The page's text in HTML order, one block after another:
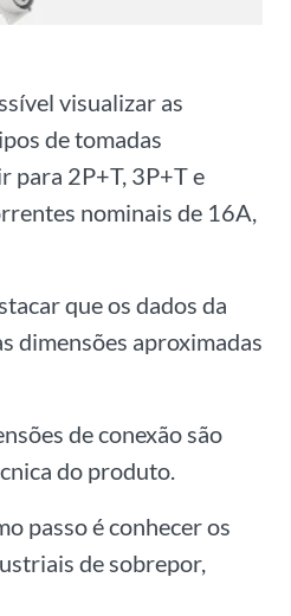
visualizar as
de tomadas
para 2P+T, 3P+T e
nominais de 16A,
que os dados da
dimensões aproximadas
de conexão são
do produto.
passo é conhecer os
de sobrepor,